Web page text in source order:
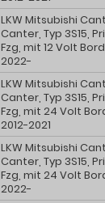
LKW Mitsubishi
Canter, Typ 3S15,
Fzg, mit 12 Volt
2022-
LKW Mitsubishi
Canter, Typ 3S15,
Fzg, mit 24 Volt
2012-2021
LKW Mitsubishi
Canter, Typ 3S15,
Fzg, mit 24 Volt
2022-